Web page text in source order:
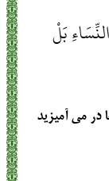
بَلْ
در مى ‏آميزيد